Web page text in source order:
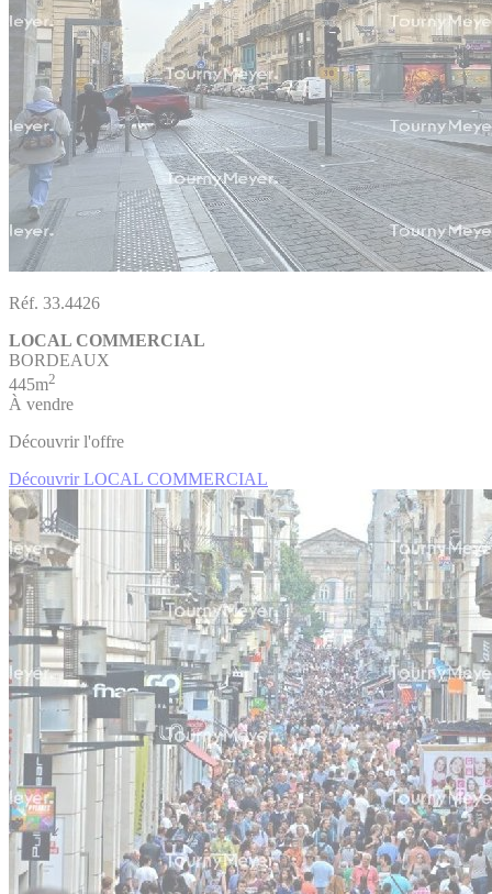
Réf. 33.4426
LOCAL COMMERCIAL
BORDEAUX
445m2
À vendre
Découvrir l'offre
Découvrir LOCAL COMMERCIAL